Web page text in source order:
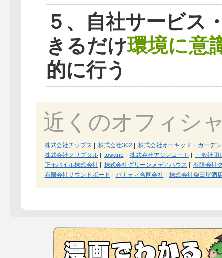
５、自社サービス
きるだけ環境に意
的に行う
近くのオフィシ
株式会社チップス 株式会社302 株式会社オーキッド・ガーデン
株式会社クリプタル| towane 株式会社アジンコート
一般社団
正モバイル株式会社
株式会社グリーンメディハウス
有限会社
有限会社サウンドボード
バナティ合同会社 株式会社柴田屋酒